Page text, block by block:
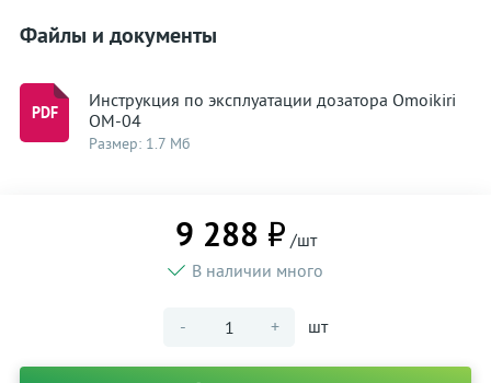
Файлы и документы
Инструкция по эксплуатации дозатора Omoikiri
OM-04
Размер: 1.7 Мб
9 288 ₽ /шт
В наличии много
- + шт